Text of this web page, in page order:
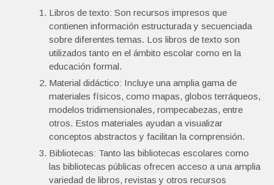
Libros de texto: Son recursos impresos que
contienen información estructurada y secuenciada
sobre diferentes temas. Los libros de texto son
utilizados tanto en el ámbito escolar como en la
educación formal.
Material didáctico: Incluye una amplia gama de
materiales físicos, como mapas, globos terráqueos,
modelos tridimensionales, rompecabezas, entre
otros. Estos materiales ayudan a visualizar
conceptos abstractos y facilitan la comprensión.
Bibliotecas: Tanto las bibliotecas escolares como
las bibliotecas públicas ofrecen acceso a una amplia
variedad de libros, revistas y otros recursos